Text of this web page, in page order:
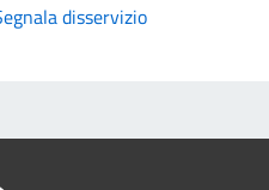
disservizio